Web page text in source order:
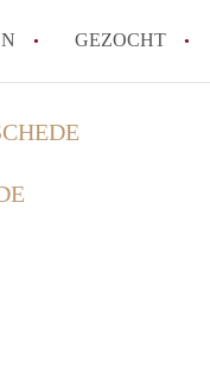
GEZOCHT
Wat is AppartementEnschede?